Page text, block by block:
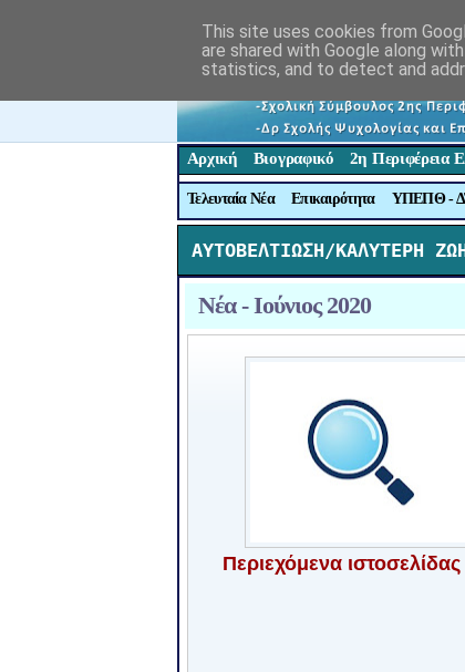
Αρχική Βιογραφικό 2η Περιφέρεια
Τελευταία Νέα Επικαιρότητα ΥΠΕΠΘ -
ΑΥΤΟΒΕΛΤΙΩΣΗ/ΚΑΛΥΤΕΡΗ
Νέα - Ιούνιος 2020
Περιεχόμεναιστοσελίδας
This site uses cookies from
are shared with Google along
statistics, and to detect and